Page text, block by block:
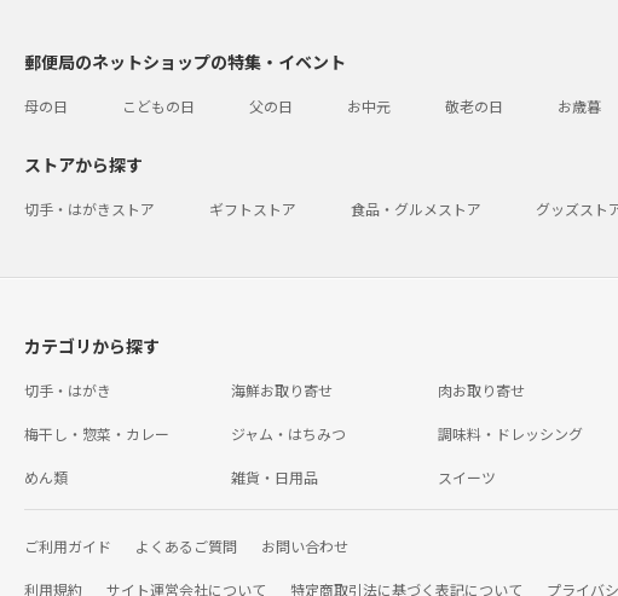
郵便局のネットショップの特集・イベント
母の日 こどもの日 父の日 お中元 敬老の日 お歳暮
ストアから探す
切手・はがきストア ギフトストア 食品・グルメストア グッズスト
カテゴリから探す
切手・はがき 海鮮お取り寄せ 肉お取り寄せ
梅干し・惣菜・カレー ジャム・はちみつ 調味料・ドレッシング
めん類 雑貨・日用品 スイーツ
ご利用ガイド よくあるご質問 お問い合わせ
利用規約 サイト運営会社について 特定商取引法に基づく表記について プライバ